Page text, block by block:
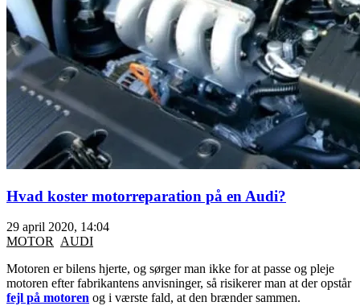
Hvad koster motorreparation på en Audi?
29 april 2020, 14:04
MOTOR AUDI
Motoren er bilens hjerte, og sørger man ikke for at passe og pleje
motoren efter fabrikantens anvisninger, så risikerer man at der opstår
fejl på motoren og i værste fald, at den brænder sammen.